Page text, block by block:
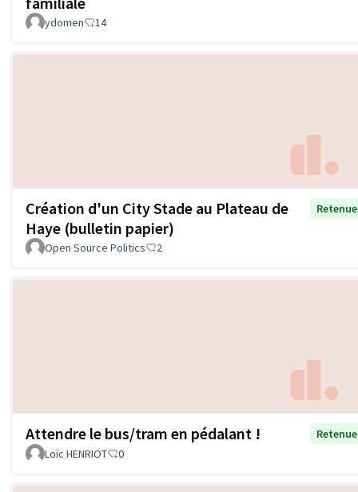
ydomen 14
Création d'un City Stade au Plateau de
Haye (bulletin papier)
Retenue
Open Source Politics 2
Attendre le bus/tram en pédalant !
Retenue
Loïc HENRIOT
0